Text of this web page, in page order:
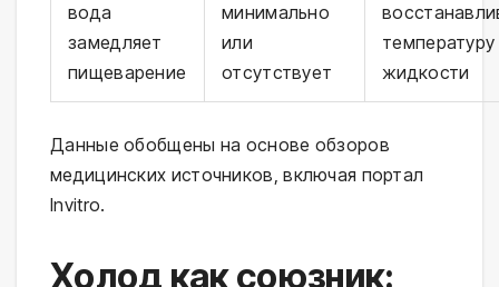
вода
замедляет
пищеварение
минимально
или
отсутствует
температуру
жидкости
Данные обобщены на основе обзоров
медицинских источников, включая портал
Invitro.
Холод как союзник: